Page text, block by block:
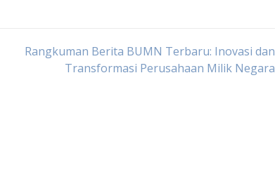
Rangkuman Berita BUMN Terbaru: Inovasi dan
Transformasi Perusahaan Milik Negara